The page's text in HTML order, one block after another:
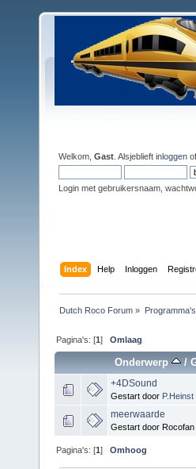
Welkom, Gast . Alsjeblieft inloggen of
Login met gebruikersnaam,
Index Help Inloggen
Dutch Roco Forum » Programma's
Pagina's: [1]Omlaag
Onderwerp /
+4DSound
Gestart door P.Heinst
meerwaarde
Gestart door Rocofan
Pagina's: [1]Omhoog